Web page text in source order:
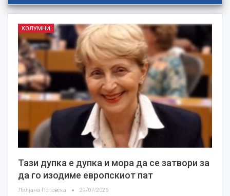
КОЛУМНИ
Тази дупка е дупка и мора да се затвори за
да го изодиме европскиот пат
Лилјана Поповска 29/07/2026